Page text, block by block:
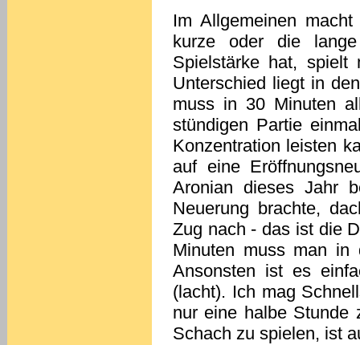
Im Allgemeinen
kurze oder die
Spielstärke hat,
Unterschied liegt in
muss in 30 Minuten
stündigen Partie
Konzentration leisten
auf eine
Aronian dieses Jahr
Neuerung brachte,
Zug nach - das ist die
Minuten muss man in
Ansonsten ist es
(lacht). Ich mag
nur eine halbe Stunde
Schach zu spielen, ist